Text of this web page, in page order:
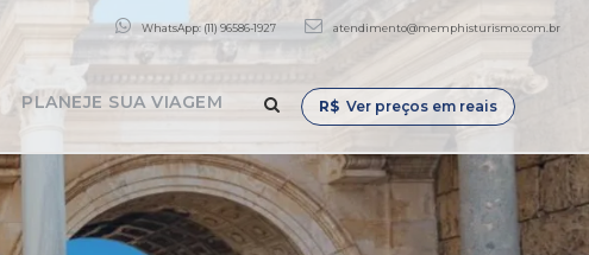
WhatsApp: (11) 96586-1927 atendimento@memphisturismo.com.br
PLANEJE SUA VIAGEM R$ Ver preços em reais